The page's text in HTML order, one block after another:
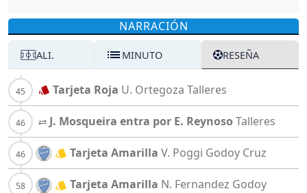
NARRACIÓN
ALI. MINUTO RESEÑA
Tarjeta Roja U. Ortegoza Talleres
J. Mosqueira entra por E. Reynoso Talleres
Tarjeta Amarilla V. Poggi Godoy Cruz
Tarjeta Amarilla N. Fernandez Godoy